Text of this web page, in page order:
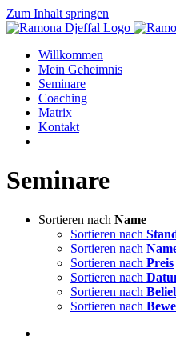
Zum Inhalt springen
Willkommen
Mein Geheimnis
Seminare
Coaching
Matrix
Kontakt
Seminare
Sortieren nach Name
Sortieren nach
Sortieren nach
Sortieren nach Preis
Sortieren nach
Sortieren nach
Sortieren nach